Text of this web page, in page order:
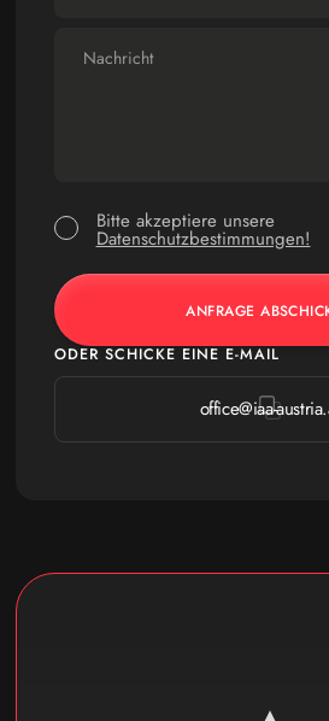
Bitte akzeptiere unsere
Datenschutzbestimmungen!
ODER SCHICKE EINE E-MAIL
office@iaa-